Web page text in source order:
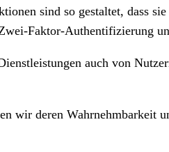
sind so gestaltet, dass
Faktor-Authentifizierung
auch von
wir deren Wahrnehmbarkeit